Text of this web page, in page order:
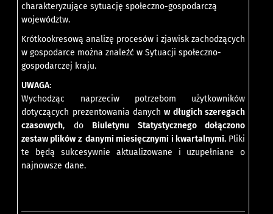
charakteryzujące sytuację społeczno-gospodarczą
województw.
Krótkookresową analizę procesów i zjawisk zachodzących
w gospodarce można znaleźć wSytuacji społeczno-
gospodarczej kraju.
UWAGA:
Wychodząc naprzeciw potrzebom użytkowników
dotyczących prezentowania danychw długich szeregach
czasowych, do Biuletynu Statystycznego dołączono
zestaw plików z danymi miesięcznymi i kwartalnymi.Pliki
te będą sukcesywnie aktualizowane i uzupełniane o
najnowsze dane.